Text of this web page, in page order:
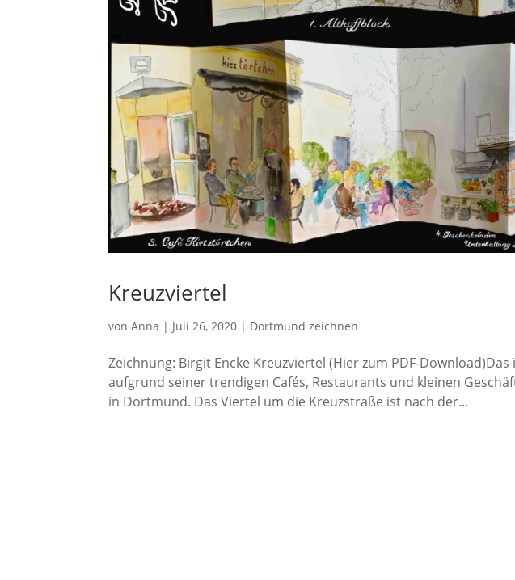
Kreuzviertel
vonAnna | Juli 26, 2020 | Dortmund zeichnen
Zeichnung: Birgit Encke Kreuzviertel (Hier zum PDF-
aufgrund seiner trendigen Cafés, Restaurants und kleinen
in Dortmund. Das Viertel um die Kreuzstraße ist nach der...